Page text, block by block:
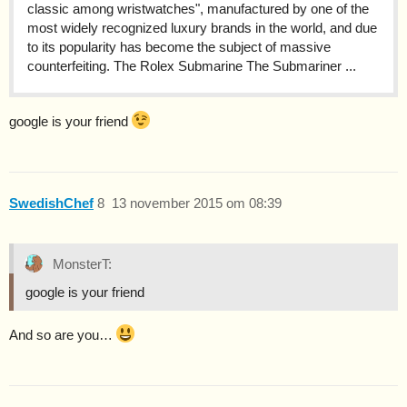
classic among wristwatches", manufactured by one of the
most widely recognized luxury brands in the world, and due
to its popularity has become the subject of massive
counterfeiting. The Rolex Submarine The Submariner ...
google is your friend
SwedishChef 13 november 2015 om 08:39
8
MonsterT:
google is your friend
And so are you…